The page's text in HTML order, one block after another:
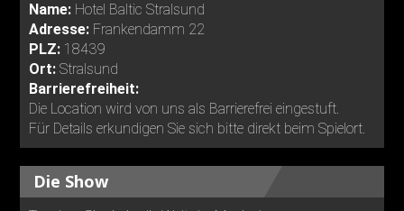
Name: Hotel Baltic Stralsund
Adresse: Frankendamm 22
PLZ: 18439
Ort:Stralsund
Barrierefreiheit:
Die Location wird von uns als Barrierefrei eingestuft.
Für Details erkundigen Sie sich bitte direkt beim Spielort.
Die Show